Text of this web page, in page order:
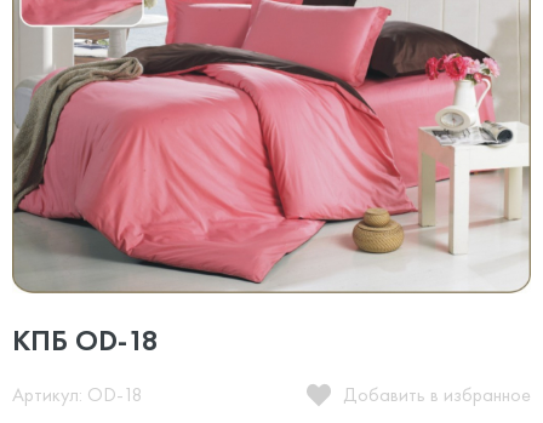
КПБ OD-18
Артикул: OD-18
Добавить в избранное